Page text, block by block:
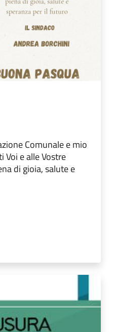
Comunale e mio
Voi e alle Vostre
di gioia, salute e